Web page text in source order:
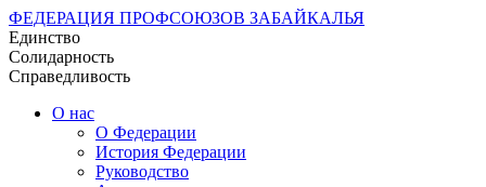
ФЕДЕРАЦИЯ ПРОФСОЮЗОВ ЗАБАЙКАЛЬЯ
Единство
Солидарность
Справедливость
О нас
О Федерации
История Федерации
Руководство